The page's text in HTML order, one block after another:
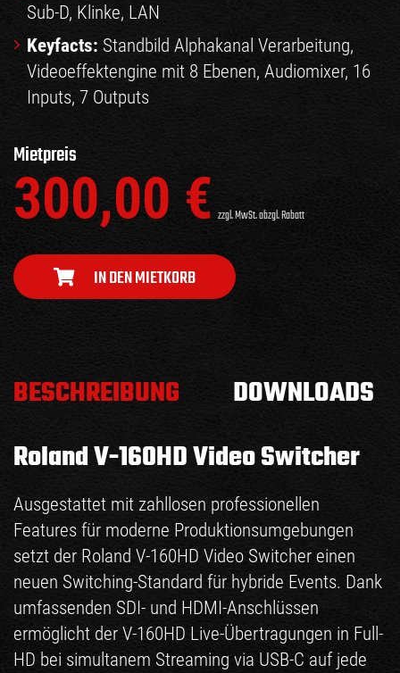
Sub-D, Klinke, LAN
Keyfacts: Standbild Alphakanal Verarbeitung,
Videoeffektengine mit 8 Ebenen, Audiomixer, 16
Inputs, 7 Outputs
Mietpreis
300,00 € zzgl. MwSt. abzgl. Rabatt
IN DEN MIETKORB
BESCHREIBUNG
DOWNLOADS
Roland V-160HD Video Switcher
Ausgestattet mit zahllosen professionellen
Features für moderne Produktionsumgebungen
setzt der Roland V-160HD Video Switcher einen
neuen Switching-Standard für hybride Events. Dank
umfassenden SDI- und HDMI-Anschlüssen
ermöglicht der V-160HD Live-Übertragungen in Full-
HD bei simultanem Streaming via USB-C auf jede